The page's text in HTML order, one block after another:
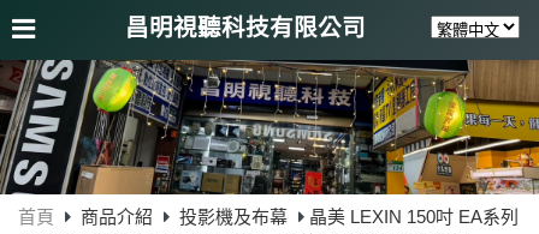
昌明視聽科技有限公司
首頁 商品介紹 投影機及布幕
晶美 LEXIN 150吋 EA系列